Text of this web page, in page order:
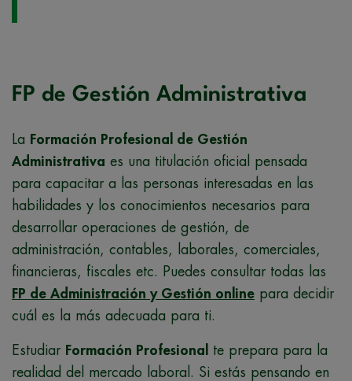
FP de Gestión Administrativa
La Formación Profesional de Gestión
Administrativa es una titulación oficial pensada
para capacitar a las personas interesadas en las
habilidades y los conocimientos necesarios para
desarrollar operaciones de gestión, de
administración, contables, laborales, comerciales,
financieras, fiscales etc. Puedes consultar todas las
FP de Administración y Gestión online para decidir
cuál es la más adecuada para ti.
Estudiar Formación Profesional
te prepara para la
realidad del mercado laboral. Si estás pensando en